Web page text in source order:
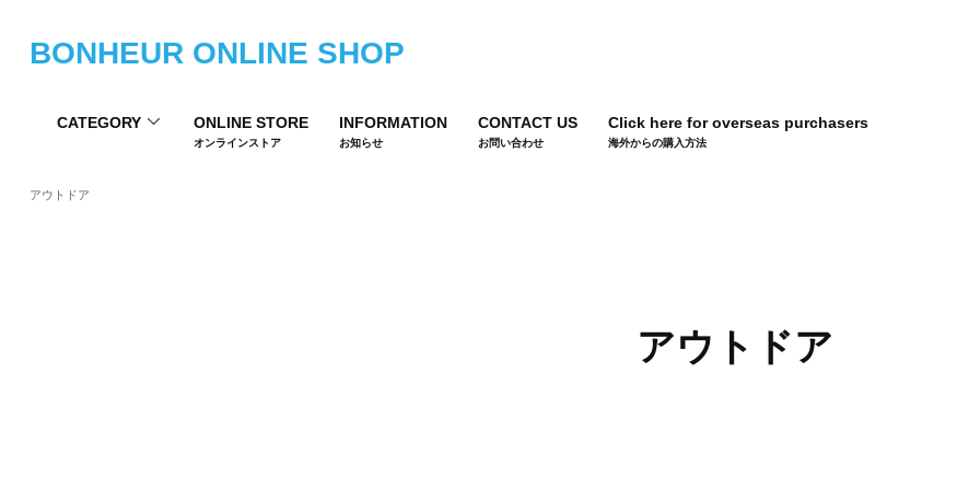
BONHEUR ONLINE SHOP
CATEGORY ONLINE STORE
オンラインストア
INFORMATION
お知らせ
CONTACT US
お問い合わせ
Click here for overseas purchasers
海外からの購入方法
アウトドア
アウトドア